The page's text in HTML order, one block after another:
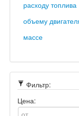
расходу топлива
объему
массе
Фильтр:
Цена: